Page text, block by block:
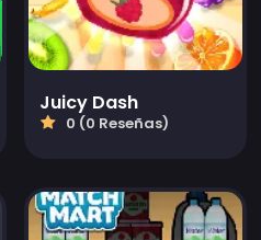
Juicy Dash
0 (0 Reseñas)